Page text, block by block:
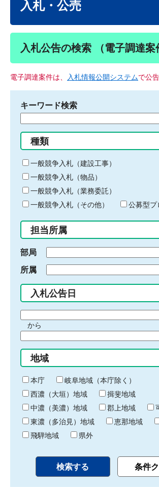
入札・公売
入札公告の検索 （電子調達案
電子調達案件は、 入札情報公開システムで公
キーワード検索
る
キ
ー
ワ
ー
ド
入
力
種類
一般競争入札（建設工事）
一般競争入札（物品）
一般競争入札（業務委託）
一般競争入札（その他）
公募型プ
担当所属
部局
所属
入札公告日
間
始
り
から
間
終
わ
り
地域
本庁
岐阜地域（本庁除く）
西濃（大垣）地域
揖斐地域
中濃（美濃）地域
郡上地域
東濃（多治見）地域
恵那地域
飛騨地域
県外